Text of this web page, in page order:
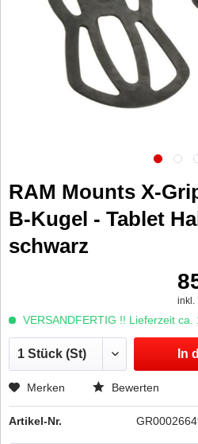
RAM Mounts X-
B-Kugel - Tablet
schwarz
inkl.
VERSANDFERTIG !! Lieferzeit ca.
In
Merken Bewerten
Artikel-Nr.